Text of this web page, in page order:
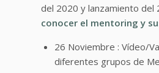
del 2020 y lanzamiento
conocer el mentoring y
26 Noviembre : Vídeo/
diferentes grupos de